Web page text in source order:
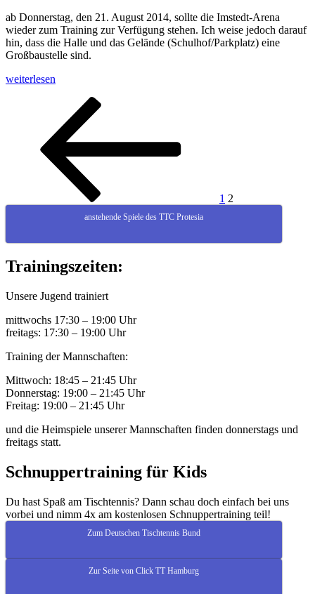
uns
auf“
ab Donnerstag, den 21. August 2014, sollte die Imstedt-Arena
wieder zum Training zur Verfügung stehen. Ich weise jedoch darauf
hin, dass die Halle und das Gelände (Schulhof/Parkplatz) eine
Großbaustelle sind.
„Trainingsbeginn“
weiterlesen
Seitennummerierung
Beiträge
1 2
anstehende Spiele des TTC Protesia
Trainingszeiten:
Unsere Jugend trainiert
mittwochs 17:30 – 19:00 Uhr
freitags: 17:30 – 19:00 Uhr
Training der Mannschaften:
Mittwoch: 18:45 – 21:45 Uhr
Donnerstag: 19:00 – 21:45 Uhr
Freitag: 19:00 – 21:45 Uhr
und die Heimspiele unserer Mannschaften finden donnerstags und
freitags statt.
Schnuppertraining für Kids
Du hast Spaß am Tischtennis? Dann schau doch einfach bei uns
vorbei und nimm 4x am kostenlosen Schnuppertraining teil!
Zum Deutschen Tischtennis Bund
Zur Seite von Click TT Hamburg